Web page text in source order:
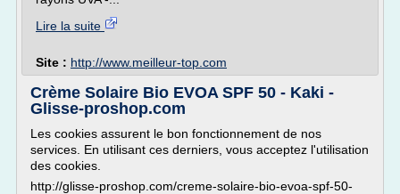
Lire la suite
Site : http://www.meilleur-top.com
Crème Solaire Bio EVOA SPF 50 - Kaki -
Glisse-proshop.com
Les cookies assurent le bon fonctionnement de nos
services. En utilisant ces derniers, vous acceptez l'utilisation
des cookies.
http://glisse-proshop.com/creme-solaire-bio-evoa-spf-50-